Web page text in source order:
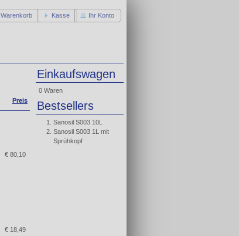
Warenkorb Kasse Ihr Konto
Preis
€ 80,10
€ 18,49
Einkaufswagen
0 Waren
Bestsellers
Sanosil S003 10L
Sanosil S003 1L mit
Sprühkopf